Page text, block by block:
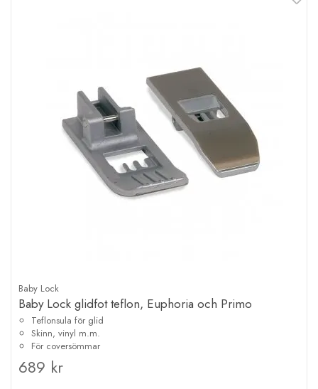
Baby Lock
Baby Lock glidfot teflon, Euphoria och Primo
Teflonsula för glid
Skinn, vinyl m.m.
För coversömmar
689 kr